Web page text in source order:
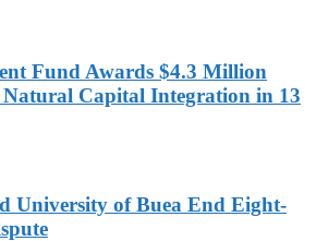
Fund Awards $4.3 Million
Capital Integration in 13
University of Buea End Eight-